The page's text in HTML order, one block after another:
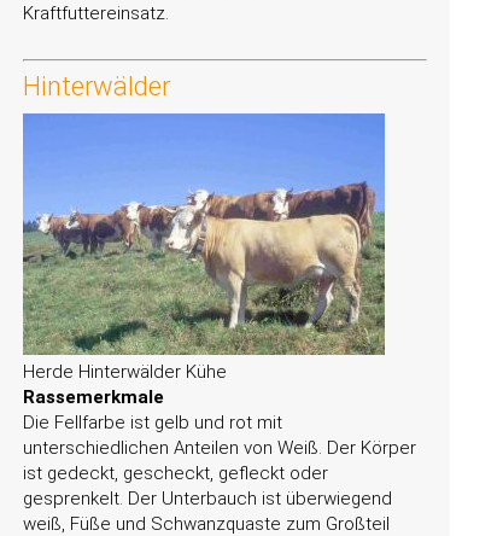
Kraftfuttereinsatz.
Hinterwälder
Herde Hinterwälder Kühe
Rassemerkmale
Die Fellfarbe ist gelb und rot mit
unterschiedlichen Anteilen von Weiß. Der Körper
ist gedeckt, gescheckt, gefleckt oder
gesprenkelt. Der Unterbauch ist überwiegend
weiß, Füße und Schwanzquaste zum Großteil